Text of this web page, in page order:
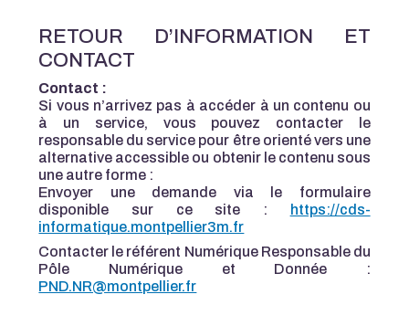
RETOUR D’INFORMATION ET
CONTACT
Contact :
Si vous n’arrivez pas à accéder à un contenu ou
à un service, vous pouvez contacter le
responsable du service pour être orienté vers une
alternative accessible ou obtenir le contenu sous
une autre forme :
Envoyer une demande via le formulaire
disponible sur ce site :
https://cds-
informatique.montpellier3m.fr
Contacter le référent Numérique Responsable du
Pôle Numérique et Donnée :
PND.NR@montpellier.fr